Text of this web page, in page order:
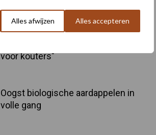
Alles afwijzen Alles accepteren
voor kouters"
Oogst biologische aardappelen in
volle gang